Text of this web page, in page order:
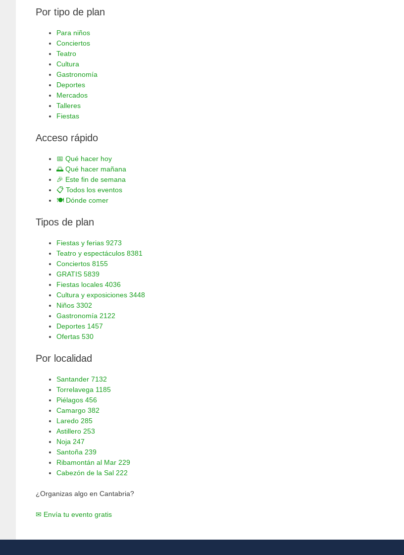
Por tipo de plan
Para niños
Conciertos
Teatro
Cultura
Gastronomía
Deportes
Mercados
Talleres
Fiestas
Acceso rápido
📅 Qué hacer hoy
🌅 Qué hacer mañana
🎉 Este fin de semana
📋 Todos los eventos
🍽️ Dónde comer
Tipos de plan
Fiestas y ferias 9273
Teatro y espectáculos 8381
Conciertos 8155
GRATIS 5839
Fiestas locales 4036
Cultura y exposiciones 3448
Niños 3302
Gastronomía 2122
Deportes 1457
Ofertas 530
Por localidad
Santander 7132
Torrelavega 1185
Piélagos 456
Camargo 382
Laredo 285
Astillero 253
Noja 247
Santoña 239
Ribamontán al Mar 229
Cabezón de la Sal 222
¿Organizas algo en Cantabria?
✉ Envía tu evento gratis